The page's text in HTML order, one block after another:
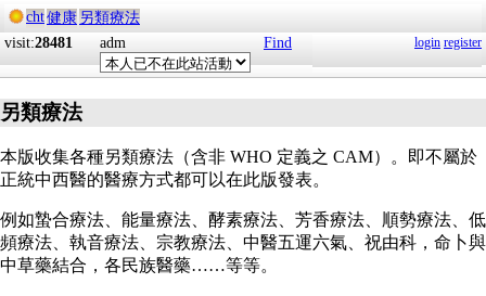
cht健康 另類療法
visit:28481 adm Find login register
另類療法
本版收集各種另類療法（含非 WHO 定義之 CAM）。即不屬於
正統中西醫的醫療方式都可以在此版發表。
例如蟄合療法、能量療法、酵素療法、芳香療法、順勢療法、低
頻療法、執音療法、宗教療法、中醫五運六氣、祝由科，命卜與
中草藥結合，各民族醫藥……等等。